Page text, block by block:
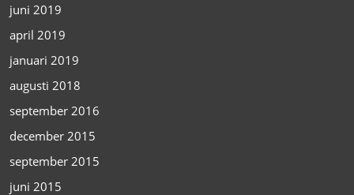
juni 2019
april 2019
januari 2019
augusti 2018
september 2016
december 2015
september 2015
juni 2015